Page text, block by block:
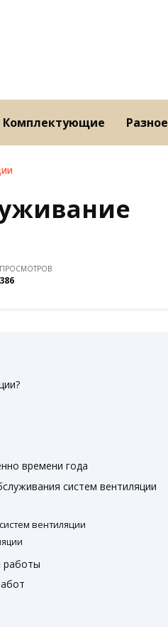
Комплектующие Разное
ПРОСМОТРОВ
386
времени года
систем вентиляции
вентиляции
работы